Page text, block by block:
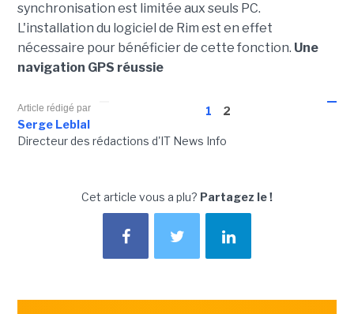
synchronisation est limitée aux seuls PC.
L'installation du logiciel de Rim est en effet
nécessaire pour bénéficier de cette fonction. Une
navigation GPS réussie
1 2
Article rédigé par
Serge Leblal
Directeur des rédactions d'IT News Info
Cet article vous a plu? Partagez le !